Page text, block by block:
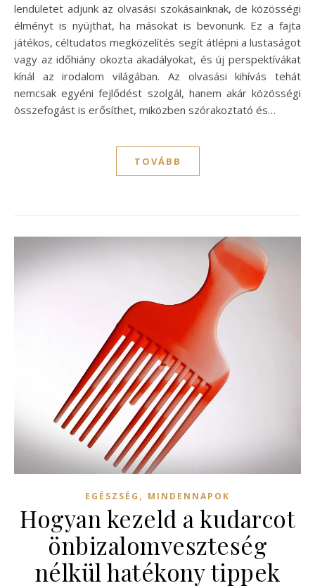
lendületet adjunk az olvasási szokásainknak, de közösségi
élményt is nyújthat, ha másokat is bevonunk. Ez a fajta
játékos, céltudatos megközelítés segít átlépni a lustaságot
vagy az időhiány okozta akadályokat, és új perspektívákat
kínál az irodalom világában. Az olvasási kihívás tehát
nemcsak egyéni fejlődést szolgál, hanem akár közösségi
összefogást is erősíthet, miközben szórakoztató és…
TOVÁBB
EGÉSZSÉG , MINDENNAPOK
Hogyan kezeld a kudarcot
önbizalomveszteség
nélkül hatékony tippek